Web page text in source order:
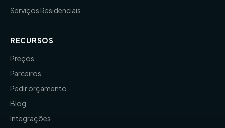
Serviços Residenciais
RECURSOS
Preços
Parceiros
Pedir orçamento
Blog
Integrações